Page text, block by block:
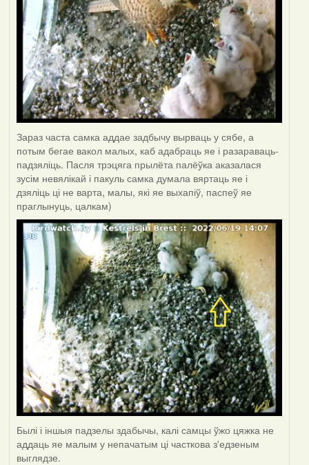
Зараз часта самка аддае задбычу вырваць у сябе, а
потым бегае вакол малых, каб адабраць яе і разараваць-
падзяліць. Пасля трэцяга прылёта палёўка аказалася
зусім невялікай і пакуль самка думала вяртаць яе і
дзяліць ці не варта, малы, які яе выхапіў, паспеў яе
праглынуць, цалкам)
Былі і іншыя падзелы здабычы, калі самцы ўжо цяжка не
аддаць яе малым у непачатым ці часткова з'едзеным
выглядзе.